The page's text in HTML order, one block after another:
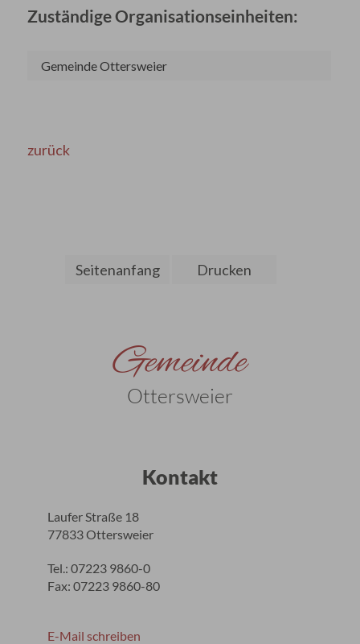
Zuständige Organisationseinheiten:
Gemeinde Ottersweier
zurück
Seitenanfang Drucken
Gemeinde
Ottersweier
Kontakt
Laufer Straße 18
77833 Ottersweier
Tel.: 07223 9860-0
Fax: 07223 9860-80
E-Mail schreiben